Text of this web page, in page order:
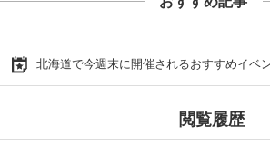
北海道で今週末に開催されるおすすめイベ
閲覧履歴